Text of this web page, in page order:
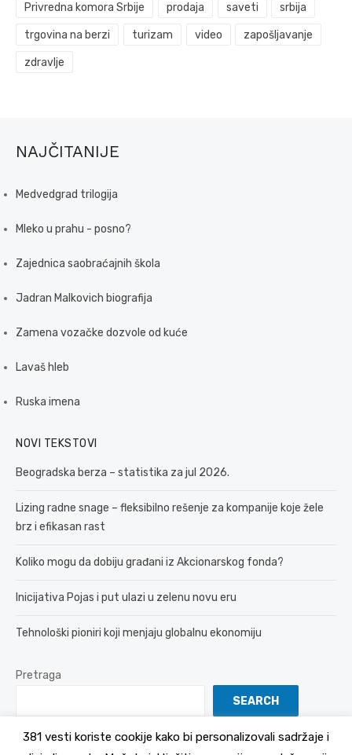
Privredna komora Srbije prodaja saveti srbija
trgovina na berzi turizam video zapošljavanje
zdravlje
NAJČITANIJE
Medvedgrad trilogija
Mleko u prahu - posno?
Zajednica saobraćajnih škola
Jadran Malkovich biografija
Zamena vozačke dozvole od kuće
Lavaš hleb
Ruska imena
NOVI TEKSTOVI
Beogradska berza – statistika za jul 2026.
Lizing radne snage – fleksibilno rešenje za kompanije koje žele
brz i efikasan rast
Koliko mogu da dobiju građani iz Akcionarskog fonda?
Inicijativa Pojas i put ulazi u zelenu novu eru
Tehnološki pioniri koji menjaju globalnu ekonomiju
Pretraga
SEARCH
381 vesti koriste cookije kako bi personalizovali sadržaje i